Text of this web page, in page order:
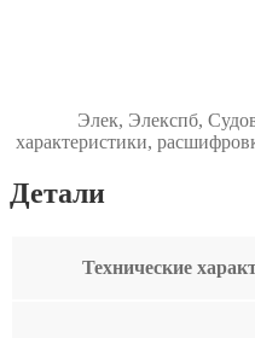
Элек, Элекспб,
характеристики,
Детали
Технические